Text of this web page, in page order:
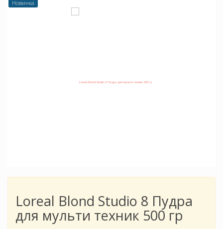
Новинка
Loreal Blond Studio 8 Пудра
для мульти техник 500 гр